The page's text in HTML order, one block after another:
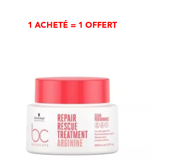
1 ACHETÉ = 1 OFFERT